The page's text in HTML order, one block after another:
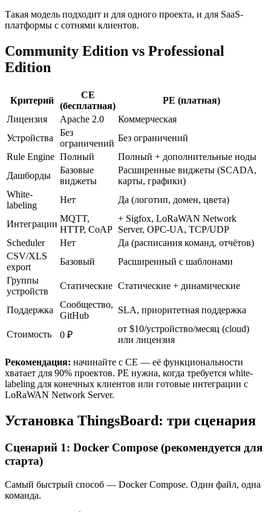
Такая модель подходит и для одного проекта, и для SaaS-
платформы с сотнями клиентов.
Community Edition vs Professional
Edition
Критерий
CE
(бесплатная)
PE (платная)
Лицензия
Apache 2.0
Коммерческая
Устройства
Без
ограничений
Без ограничений
Rule Engine Полный
Полный + дополнительные ноды
Дашборды
Базовые
виджеты
Расширенные виджеты (SCADA,
карты, графики)
White-
labeling
Нет Да (логотип, домен, цвета)
Интеграции
MQTT,
HTTP, CoAP
+ Sigfox, LoRaWAN Network
Server, OPC-UA, TCP/UDP
Scheduler
Нет
Да (расписания команд, отчётов)
CSV/XLS
export
Базовый
Расширенный с шаблонами
Группы
устройств
Статические Статические + динамические
Поддержка
Сообщество,
GitHub
SLA, приоритетная поддержка
Стоимость 0 ₽
от $10/устройство/месяц (cloud)
или лицензия
Рекомендация: начинайте с CE — её функциональности
хватает для 90% проектов. PE нужна, когда требуется white-
labeling для конечных клиентов или готовые интеграции с
LoRaWAN Network Server.
Установка ThingsBoard: три сценария
Сценарий 1: Docker Compose (рекомендуется для
старта)
Самый быстрый способ — Docker Compose. Один файл, одна
команда.